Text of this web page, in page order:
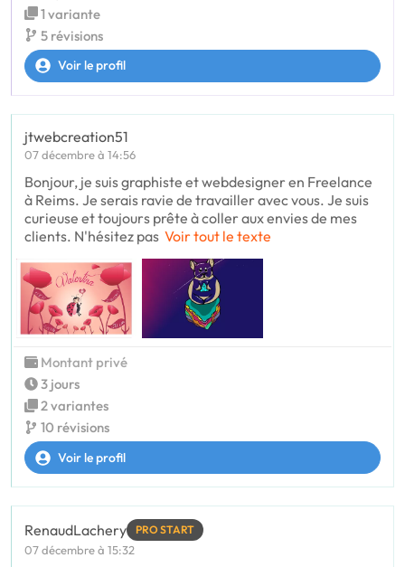
1 variante
5 révisions
Voir le profil
jtwebcreation51
07 décembre à 14:56
Bonjour, je suis graphiste et webdesigner en Freelance
à Reims. Je serais ravie de travailler avec vous. Je suis
curieuse et toujours prête à coller aux envies de mes
clients. N'hésitez pas Voir tout le texte
Montant privé
3 jours
2 variantes
10 révisions
Voir le profil
RenaudLachery PRO START
07 décembre à 15:32